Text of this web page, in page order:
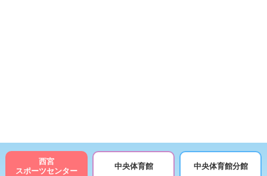
西宮
スポーツセンター
中央体育館 中央体育館分館